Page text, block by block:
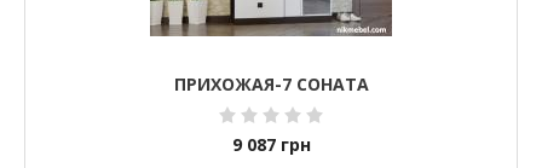
ПРИХОЖАЯ-7 СОНАТА
9 087 грн